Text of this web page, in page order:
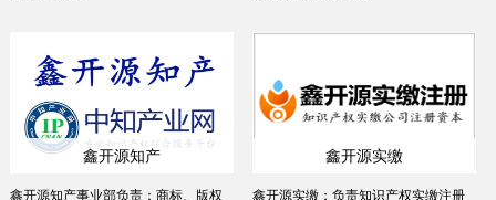
鑫开源知产
鑫开源知产事业部负责：商标、版权
鑫开源实缴
鑫开源实缴：负责知识产权实缴注册